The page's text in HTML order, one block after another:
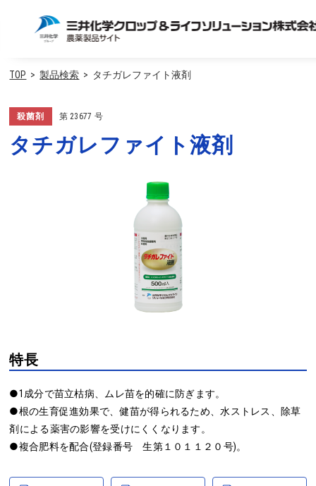
TOP 製品検索 タチガレファイト液剤
殺菌剤 第 23677 号
タチガレファイト液剤
特長
●1成分で苗立枯病、ムレ苗を的確に防ぎます。
●根の生育促進効果で、健苗が得られるため、水ストレス、除草
剤による薬害の影響を受けにくくなります。
●複合肥料を配合(登録番号　生第１０１１２０号)。